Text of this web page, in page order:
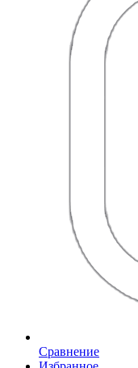
Сравнение